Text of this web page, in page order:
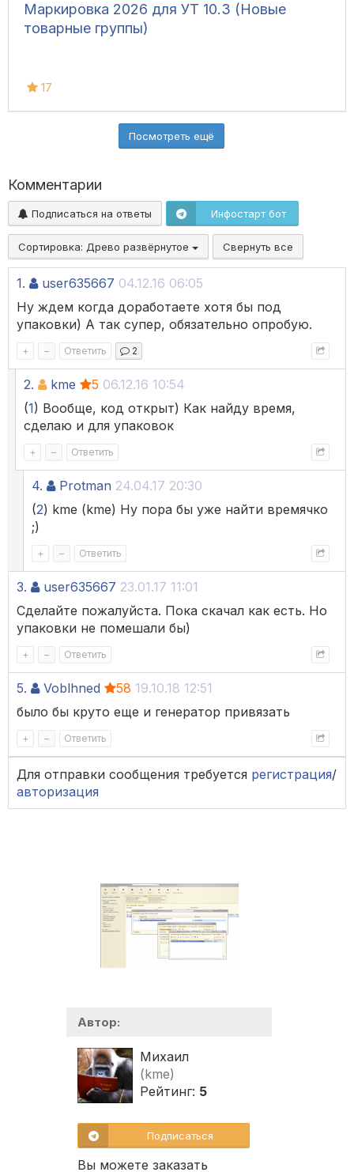
Маркировка 2026 для УТ 10.3 (Новые
товарные группы)
17
Посмотреть ещё
Комментарии
Подписаться на ответы Инфостарт бот
Сортировка: Древо развёрнутое Свернуть все
1. user635667 04.12.16 06:05
Ну ждем когда доработаете хотя бы под
упаковки) А так супер, обязательно опробую.
+ – Ответить 2
2. kme 5 06.12.16 10:54
(1) Вообще, код открыт) Как найду время,
сделаю и для упаковок
+ – Ответить
4. Protman 24.04.17 20:30
(2) kme (kme) Ну пора бы уже найти времячко
;)
+ – Ответить
3. user635667 23.01.17 11:01
Сделайте пожалуйста. Пока скачал как есть. Но
упаковки не помешали бы)
+ – Ответить
5. Voblhned 58 19.10.18 12:51
было бы круто еще и генератор привязать
+ – Ответить
Для отправки сообщения требуется регистрация/
авторизация
Автор:
Михаил
(kme)
Рейтинг: 5
Подписаться
Вы можете заказать